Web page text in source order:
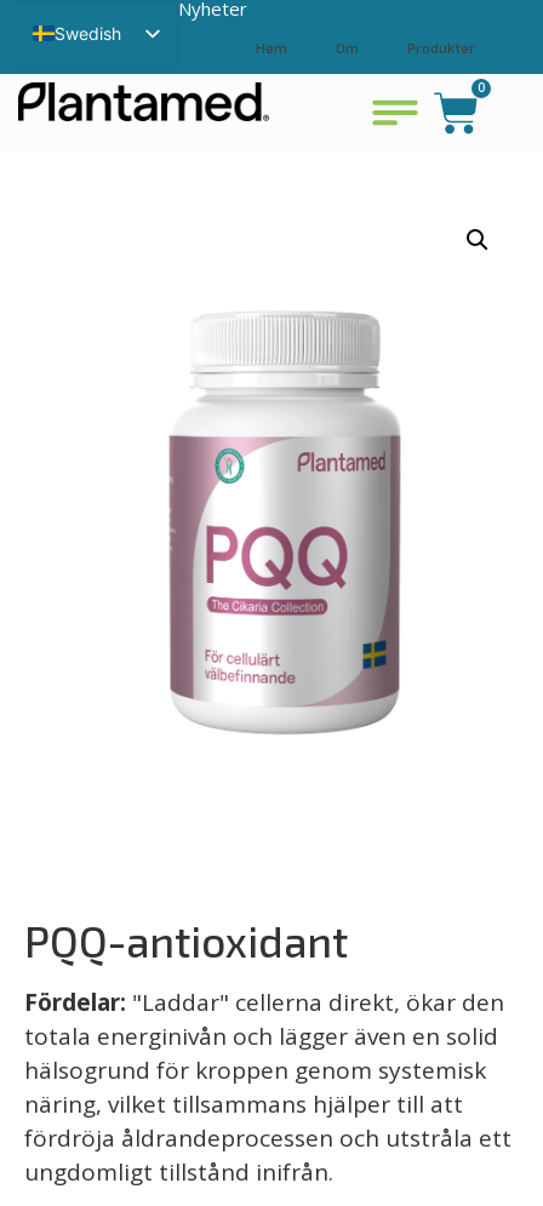
0
Hem Om Produkter
Bli återförsäljare Visa varukorg
Swedish
English
Chinese
Nyheter
PQQ-antioxidant
Fördelar: "Laddar" cellerna direkt, ökar den
totala energinivån och lägger även en solid
hälsogrund för kroppen genom systemisk
näring, vilket tillsammans hjälper till att
fördröja åldrandeprocessen och utstråla ett
ungdomligt tillstånd inifrån.